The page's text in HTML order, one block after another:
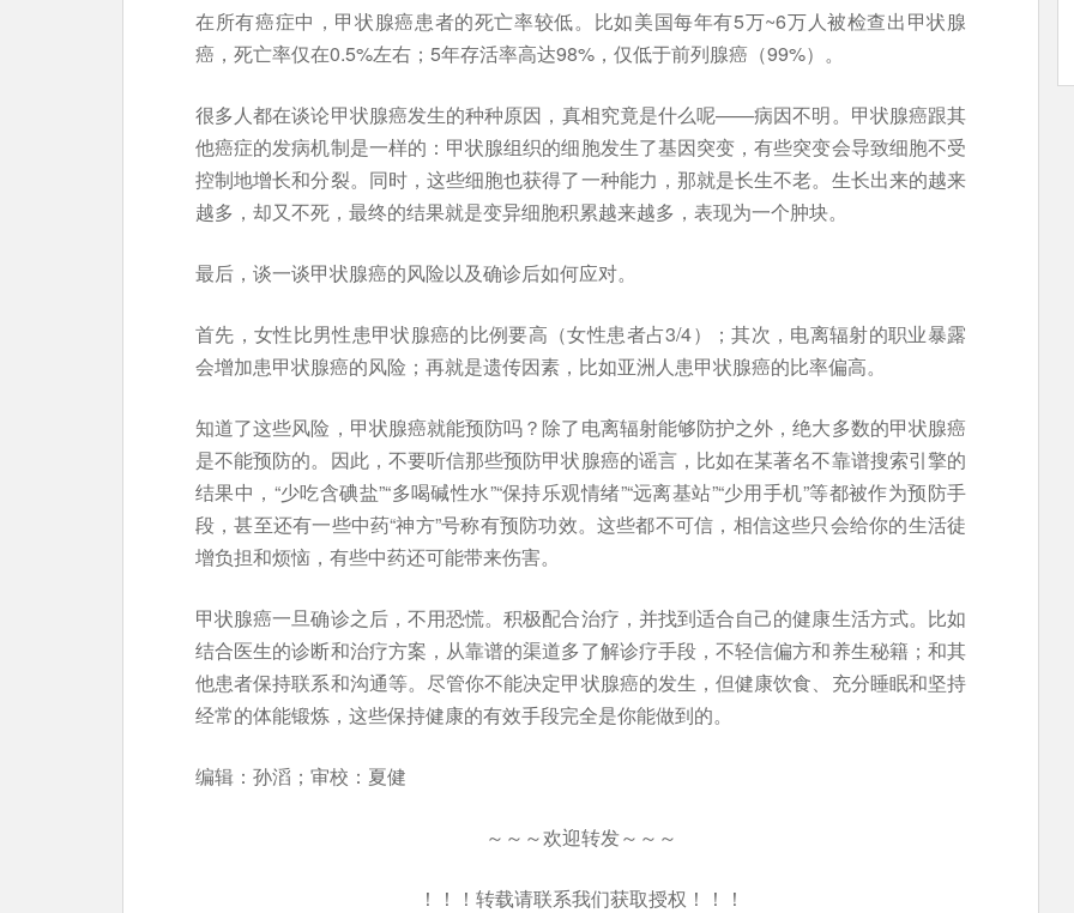
在所有癌症中，甲状腺癌患者的死亡率较低。比如美国每年有5万~6万人被检查出甲状腺
癌，死亡率仅在0.5%左右；5年存活率高达98%，仅低于前列腺癌（99%）。
很多人都在谈论甲状腺癌发生的种种原因，真相究竟是什么呢——病因不明。甲状腺癌跟其
他癌症的发病机制是一样的：甲状腺组织的细胞发生了基因突变，有些突变会导致细胞不受
控制地增长和分裂。同时，这些细胞也获得了一种能力，那就是长生不老。生长出来的越来
越多，却又不死，最终的结果就是变异细胞积累越来越多，表现为一个肿块。
最后，谈一谈甲状腺癌的风险以及确诊后如何应对。
首先，女性比男性患甲状腺癌的比例要高（女性患者占3/4）；其次，电离辐射的职业暴露
会增加患甲状腺癌的风险；再就是遗传因素，比如亚洲人患甲状腺癌的比率偏高。
知道了这些风险，甲状腺癌就能预防吗？除了电离辐射能够防护之外，绝大多数的甲状腺癌
是不能预防的。因此，不要听信那些预防甲状腺癌的谣言，比如在某著名不靠谱搜索引擎的
结果中，“少吃含碘盐”“多喝碱性水”“保持乐观情绪”“远离基站”“少用手机”等都被作为预防手
段，甚至还有一些中药“神方”号称有预防功效。这些都不可信，相信这些只会给你的生活徒
增负担和烦恼，有些中药还可能带来伤害。
甲状腺癌一旦确诊之后，不用恐慌。积极配合治疗，并找到适合自己的健康生活方式。比如
结合医生的诊断和治疗方案，从靠谱的渠道多了解诊疗手段，不轻信偏方和养生秘籍；和其
他患者保持联系和沟通等。尽管你不能决定甲状腺癌的发生，但健康饮食、充分睡眠和坚持
经常的体能锻炼，这些保持健康的有效手段完全是你能做到的。
编辑：孙滔；审校：夏健
～～～欢迎转发～～～
！！！转载请联系我们获取授权！！！